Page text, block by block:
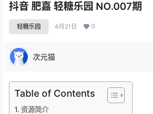
抖音 肥嘉 轻糖乐园 NO.007期
轻糖乐园 4月21日 0
次元猫
Table of Contents
资源简介